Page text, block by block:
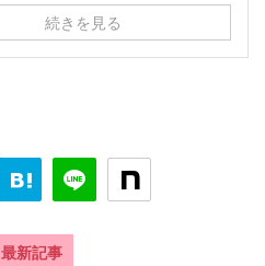
続きを見る
最新記事